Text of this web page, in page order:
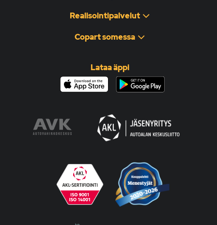
Realisointipalvelut
Copart somessa
Lataa äppi